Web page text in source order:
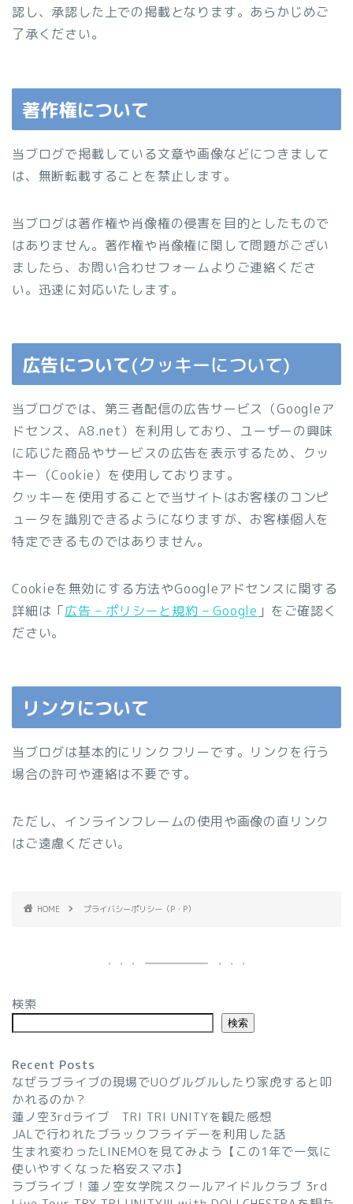
認し、承認した上での掲載となります。あらかじめご
了承ください。
著作権について
当ブログで掲載している文章や画像などにつきまして
は、無断転載することを禁止します。
当ブログは著作権や肖像権の侵害を目的としたもので
はありません。著作権や肖像権に関して問題がござい
ましたら、お問い合わせフォームよりご連絡くださ
い。迅速に対応いたします。
広告について(クッキーについて)
当ブログでは、第三者配信の広告サービス（Googleア
ドセンス、A8.net）を利用しており、ユーザーの興味
に応じた商品やサービスの広告を表示するため、クッ
キー（Cookie）を使用しております。
クッキーを使用することで当サイトはお客様のコンピ
ュータを識別できるようになりますが、お客様個人を
特定できるものではありません。
Cookieを無効にする方法やGoogleアドセンスに関する
詳細は「広告 – ポリシーと規約 – Google 」をご確認く
ださい。
リンクについて
当ブログは基本的にリンクフリーです。リンクを行う
場合の許可や連絡は不要です。
ただし、インラインフレームの使用や画像の直リンク
はご遠慮ください。
HOME プライバシーポリシー（P・P）
検索
検索
Recent Posts
なぜラブライブの現場でUOグルグルしたり家虎すると叩
かれるのか？
蓮ノ空3rdライブ TRI TRI UNITYを観た感想
JALで行われたブラックフライデーを利用した話
生まれ変わったLINEMOを見てみよう【この1年で一気に
使いやすくなった格安スマホ】
ラブライブ！蓮ノ空女学院スクールアイドルクラブ 3rd